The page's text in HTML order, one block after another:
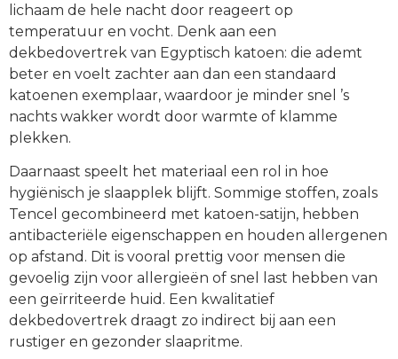
lichaam de hele nacht door reageert op
temperatuur en vocht. Denk aan een
dekbedovertrek van Egyptisch katoen: die ademt
beter en voelt zachter aan dan een standaard
katoenen exemplaar, waardoor je minder snel ’s
nachts wakker wordt door warmte of klamme
plekken.
Daarnaast speelt het materiaal een rol in hoe
hygiënisch je slaapplek blijft. Sommige stoffen, zoals
Tencel gecombineerd met katoen-satijn, hebben
antibacteriële eigenschappen en houden allergenen
op afstand. Dit is vooral prettig voor mensen die
gevoelig zijn voor allergieën of snel last hebben van
een geïrriteerde huid. Een kwalitatief
dekbedovertrek draagt zo indirect bij aan een
rustiger en gezonder slaapritme.